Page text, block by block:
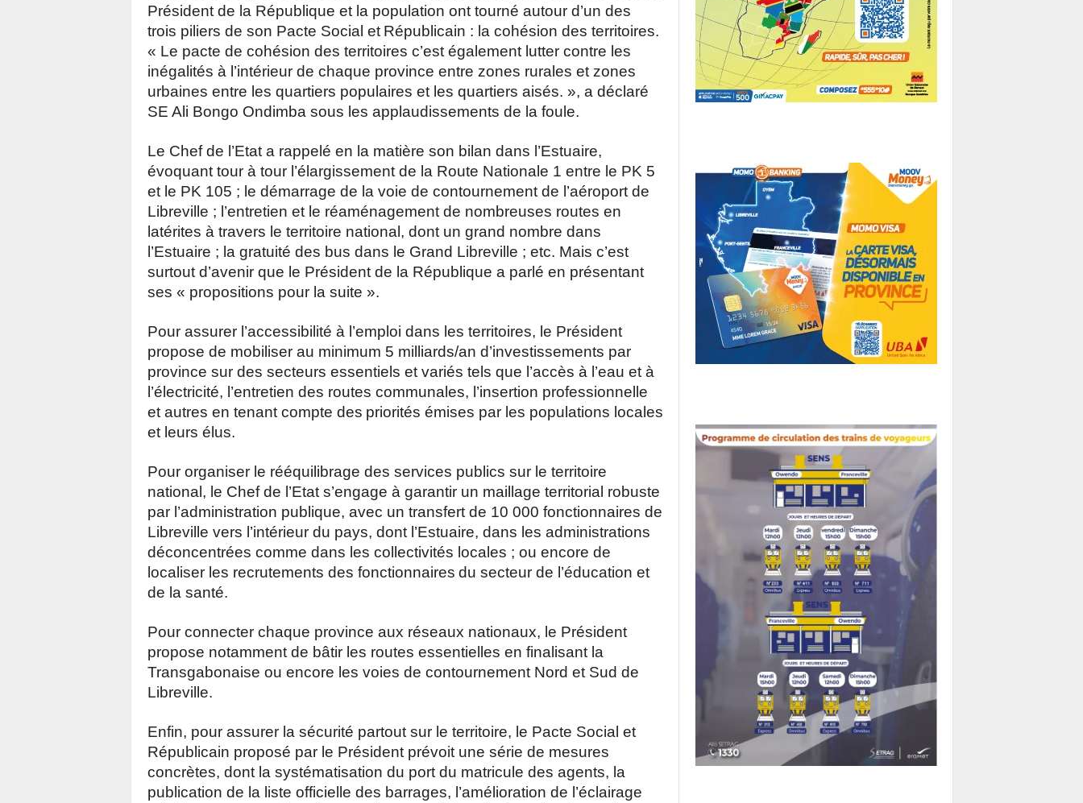
Président de la République et la population ont tourné autour d’un des
trois piliers de son Pacte Social et Républicain : la cohésion des territoires.
« Le pacte de cohésion des territoires c’est également lutter contre les
inégalités à l’intérieur de chaque province entre zones rurales et zones
urbaines entre les quartiers populaires et les quartiers aisés. », a déclaré
SE Ali Bongo Ondimba sous les applaudissements de la foule.
Le Chef de l’Etat a rappelé en la matière son bilan dans l’Estuaire,
évoquant tour à tour l’élargissement de la Route Nationale 1 entre le PK 5
et le PK 105 ; le démarrage de la voie de contournement de l’aéroport de
Libreville ; l’entretien et le réaménagement de nombreuses routes en
latérites à travers le territoire national, dont un grand nombre dans
l’Estuaire ; la gratuité des bus dans le Grand Libreville ; etc. Mais c’est
surtout d’avenir que le Président de la République a parlé en présentant
ses « propositions pour la suite ».
Pour assurer l’accessibilité à l’emploi dans les territoires, le Président
propose de mobiliser au minimum 5 milliards/an d’investissements par
province sur des secteurs essentiels et variés tels que l’accès à l’eau et à
l’électricité, l’entretien des routes communales, l’insertion professionnelle
et autres en tenant compte des priorités émises par les populations locales
et leurs élus.
Pour organiser le rééquilibrage des services publics sur le territoire
national, le Chef de l’Etat s’engage à garantir un maillage territorial robuste
par l’administration publique, avec un transfert de 10 000 fonctionnaires de
Libreville vers l’intérieur du pays, dont l’Estuaire, dans les administrations
déconcentrées comme dans les collectivités locales ; ou encore de
localiser les recrutements des fonctionnaires du secteur de l’éducation et
de la santé.
Pour connecter chaque province aux réseaux nationaux, le Président
propose notamment de bâtir les routes essentielles en finalisant la
Transgabonaise ou encore les voies de contournement Nord et Sud de
Libreville.
Enfin, pour assurer la sécurité partout sur le territoire, le Pacte Social et
Républicain proposé par le Président prévoit une série de mesures
concrètes, dont la systématisation du port du matricule des agents, la
publication de la liste officielle des barrages, l’amélioration de l’éclairage